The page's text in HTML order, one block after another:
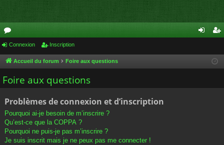
or
u
m
cri
Connexion Inscription
Accueil du forum Foire aux questions
Foire aux questions
Problèmes de connexion et d’inscription
Pourquoi ai-je besoin de m’inscrire ?
Qu’est-ce que la COPPA ?
Pourquoi ne puis-je pas m’inscrire ?
Je suis inscrit mais je ne peux pas me connecter !